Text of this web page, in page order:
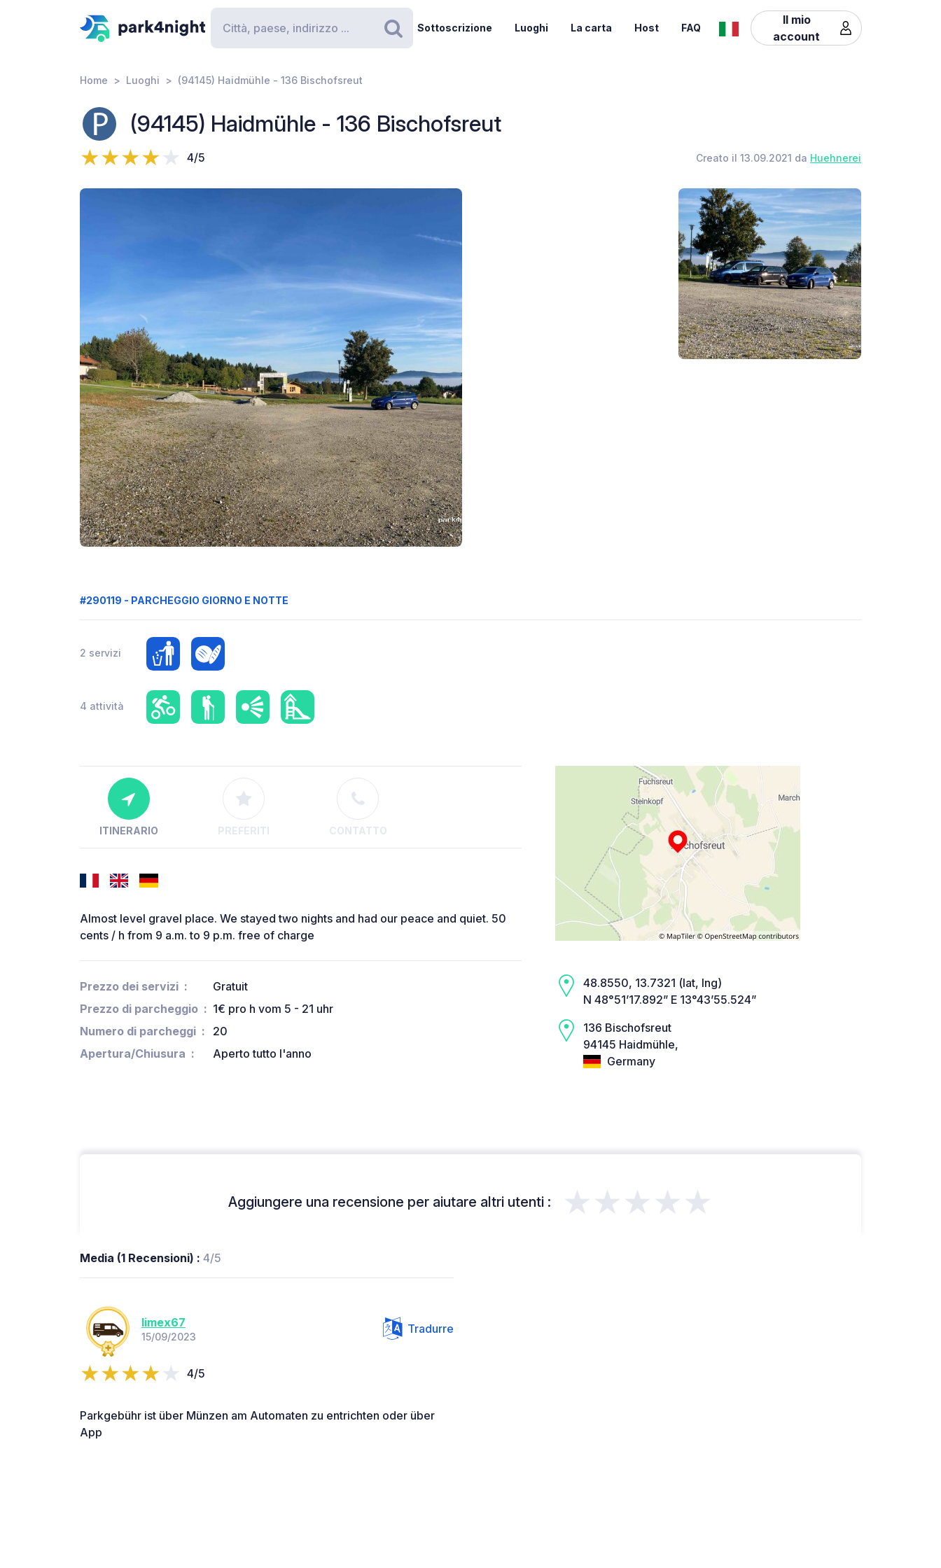
Ricerca
Sottoscrizione Luoghi La carta Host FAQ
Il mio
account
Home Luoghi (94145) Haidmühle - 136 Bischofsreut
(94145) Haidmühle - 136 Bischofsreut
4/5 Creato il 13.09.2021 da Huehnerei
#290119 - PARCHEGGIO GIORNO E NOTTE
2 servizi
4 attività
ITINERARIO PREFERITI CONTATTO
Almost level gravel place. We stayed two nights and had our peace and quiet. 50
cents / h from 9 a.m. to 9 p.m. free of charge
Prezzo dei servizi
Gratuit
Prezzo di parcheggio
1€ pro h vom 5 - 21 uhr
Numero di parcheggi
20
Apertura/Chiusura
Aperto tutto l'anno
48.8550, 13.7321 (lat, lng)
N 48°51’17.892” E 13°43’55.524”
136 Bischofsreut
94145 Haidmühle,
Germany
Aggiungere una recensione per aiutare altri utenti : ★★★★★
Media (1 Recensioni) : 4/5
limex67
15/09/2023
Tradurre
4/5
Parkgebühr ist über Münzen am Automaten zu entrichten oder über
App